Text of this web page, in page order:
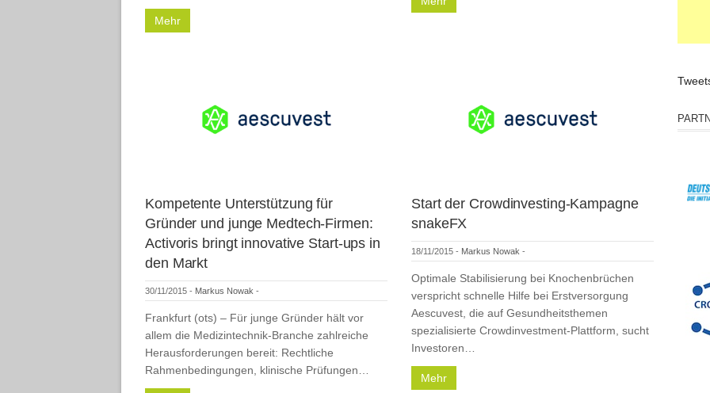
Mehr
Kompetente Unterstützung für
Gründer und junge Medtech-Firmen:
Activoris bringt innovative Start-ups in
den Markt
30/11/2015 - Markus Nowak -
Frankfurt (ots) – Für junge Gründer hält vor
allem die Medizintechnik-Branche zahlreiche
Herausforderungen bereit: Rechtliche
Rahmenbedingungen, klinische Prüfungen…
Start der Crowdinvesting-Kampagne
snakeFX
18/11/2015 - Markus Nowak -
Optimale Stabilisierung bei Knochenbrüchen
verspricht schnelle Hilfe bei Erstversorgung
Aescuvest, die auf Gesundheitsthemen
spezialisierte Crowdinvestment-Plattform, sucht
Investoren…
Mehr